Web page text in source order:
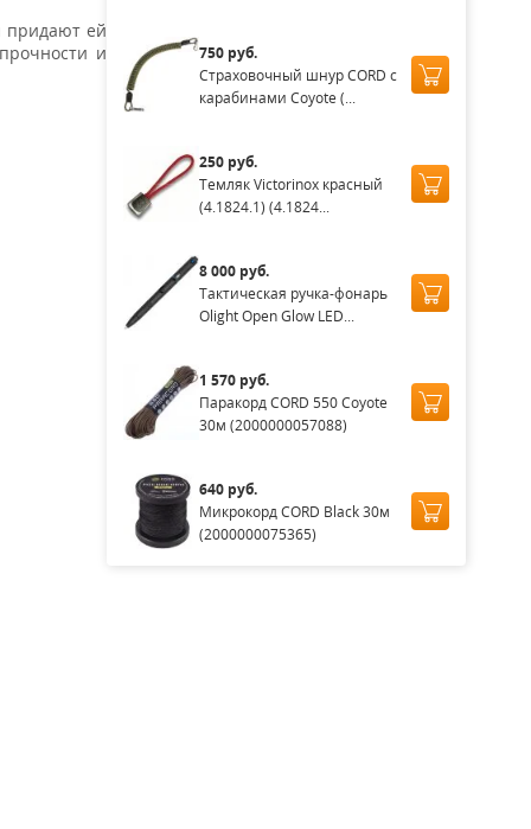
придают ей
и
750 руб.
Страховочный шнур CORD с
карабинами Coyote (...
250 руб.
Темляк Victorinox красный
(4.1824.1) (4.1824...
8 000 руб.
Тактическая ручка-фонарь
Olight Open Glow LED...
1 570 руб.
Паракорд CORD 550 Coyote
30м (2000000057088)
640 руб.
Микрокорд CORD Black 30м
(2000000075365)